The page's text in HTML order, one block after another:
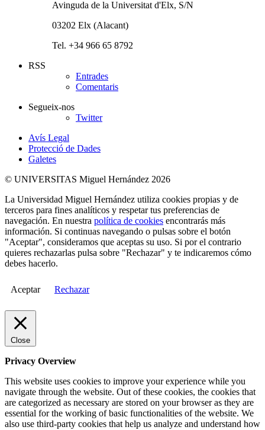
Avinguda de la Universitat d'Elx, S/N
03202 Elx (Alacant)
Tel. +34 966 65 8792
RSS
Entrades
Comentaris
Segueix-nos
Twitter
Avís Legal
Protecció de Dades
Galetes
© UNIVERSITAS Miguel Hernández 2026
La Universidad Miguel Hernández utiliza cookies propias y de
terceros para fines analíticos y respetar tus preferencias de
navegación. En nuestra política de cookies encontrarás más
información. Si continuas navegando o pulsas sobre el botón
"Aceptar", consideramos que aceptas su uso. Si por el contrario
quieres rechazarlas pulsa sobre "Rechazar" y te indicaremos cómo
debes hacerlo.
Aceptar Rechazar
Close
Privacy Overview
This website uses cookies to improve your experience while you
navigate through the website. Out of these cookies, the cookies that
are categorized as necessary are stored on your browser as they are
essential for the working of basic functionalities of the website. We
also use third-party cookies that help us analyze and understand how